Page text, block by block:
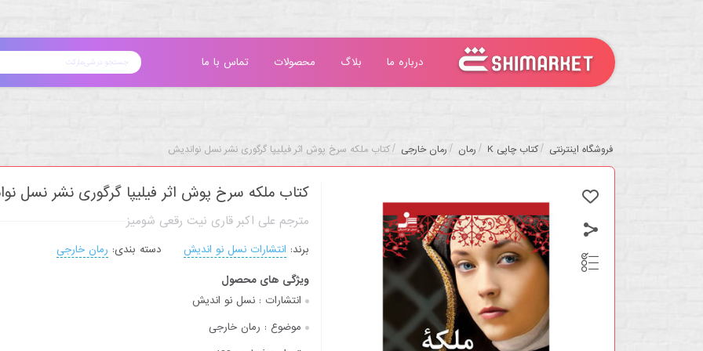
درباره ما بلاگ محصولات تماس با ما
فروشگاه اینترنتی /کتاب چاپی K / رمان / رمان خارجی /کتاب ملکه سرخ پوش اثر فیلیپا گرگوری نشر نسل نواندیش
کتاب ملکه سرخ پوش اثر فیلیپا گرگوری نشر نسل
مترجم علی اکبر قاری نیت رقعی شومیز
برند: انتشارات نسل نو اندیش دسته بندی: رمان خارجی
ویژگی های محصول
انتشارات :نسل نو اندیش
موضوع : رمان خارجی